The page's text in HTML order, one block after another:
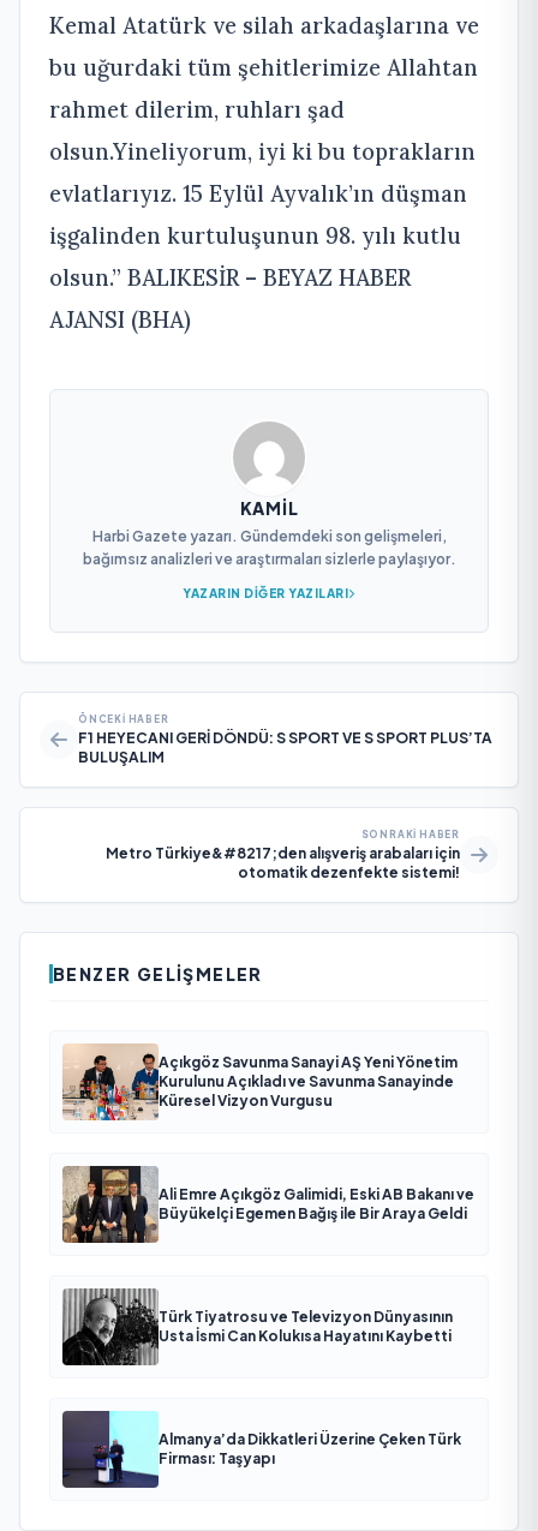
Kemal Atatürk ve silah arkadaşlarına ve
bu uğurdaki tüm şehitlerimize Allahtan
rahmet dilerim, ruhları şad
olsun.Yineliyorum, iyi ki bu toprakların
evlatlarıyız. 15 Eylül Ayvalık’ın düşman
işgalinden kurtuluşunun 98. yılı kutlu
olsun.” BALIKESİR – BEYAZ HABER
AJANSI (BHA)
KAMIL
Harbi Gazete yazarı. Gündemdeki son gelişmeleri,
bağımsız analizleri ve araştırmaları sizlerle paylaşıyor.
YAZARIN DIĞER YAZILARI
ÖNCEKI HABER
F1 HEYECANI GERİ DÖNDÜ: S SPORT VE S SPORT PLUS’TA
BULUŞALIM
SONRAKI HABER
Metro Türkiye&#8217;den alışveriş arabaları için
otomatik dezenfekte sistemi!
BENZER GELIŞMELER
Açıkgöz Savunma Sanayi AŞ Yeni Yönetim
Kurulunu Açıkladı ve Savunma Sanayinde
Küresel Vizyon Vurgusu
Ali Emre Açıkgöz Galimidi, Eski AB Bakanı ve
Büyükelçi Egemen Bağış ile Bir Araya Geldi
Türk Tiyatrosu ve Televizyon Dünyasının
Usta İsmi Can Kolukısa Hayatını Kaybetti
Almanya’da Dikkatleri Üzerine Çeken Türk
Firması: Taşyapı